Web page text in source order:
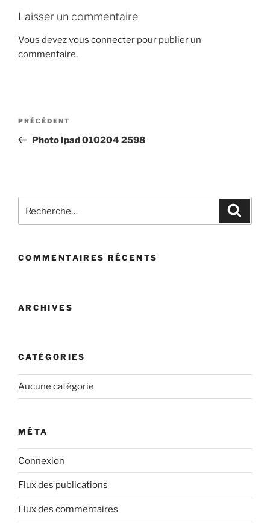
Laisser un commentaire
Vous devezvous connecter pour publier un
commentaire.
Navigation
l’article
Article
précédent
PRÉCÉDENT
Photo Ipad 010204 2598
pour
COMMENTAIRES RÉCENTS
ARCHIVES
CATÉGORIES
Aucune catégorie
MÉTA
Connexion
Flux des publications
Flux des commentaires